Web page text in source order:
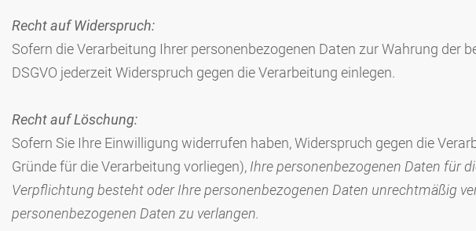
Recht auf Widerspruch:
Sofern die Verarbeitung Ihrer personenbezogenen Daten zur Wahrung der
DSGVO jederzeit Widerspruch gegen die Verarbeitung einlegen.
Recht auf Löschung:
Sofern Sie Ihre Einwilligung widerrufen haben, Widerspruch gegen die
Gründe für die Verarbeitung vorliegen), Ihre personenbezogenen Daten für
Verpflichtung besteht oder Ihre personenbezogenen Daten unrechtmäßig
personenbezogenen Daten zu verlangen.